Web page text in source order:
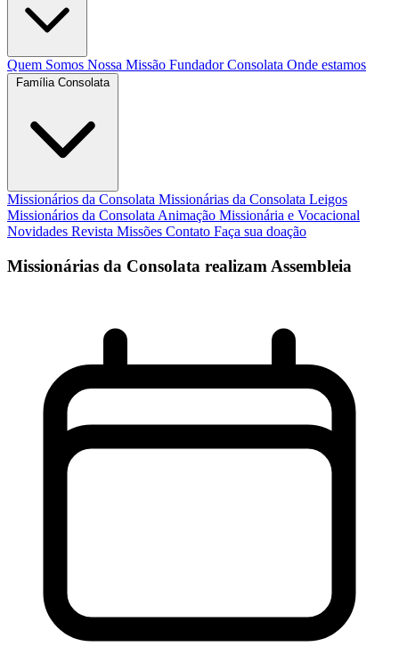
Quem Somos Nossa Missão FundadorConsolata Onde estamos
Família Consolata
Missionários da Consolata Missionárias da Consolata Leigos
Missionários da Consolata Animação Missionária e Vocacional
Novidades Revista Missões Contato Faça sua doação
Missionárias da Consolata realizam Assembleia